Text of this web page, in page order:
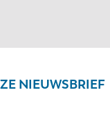
NIEUWSBRIEF